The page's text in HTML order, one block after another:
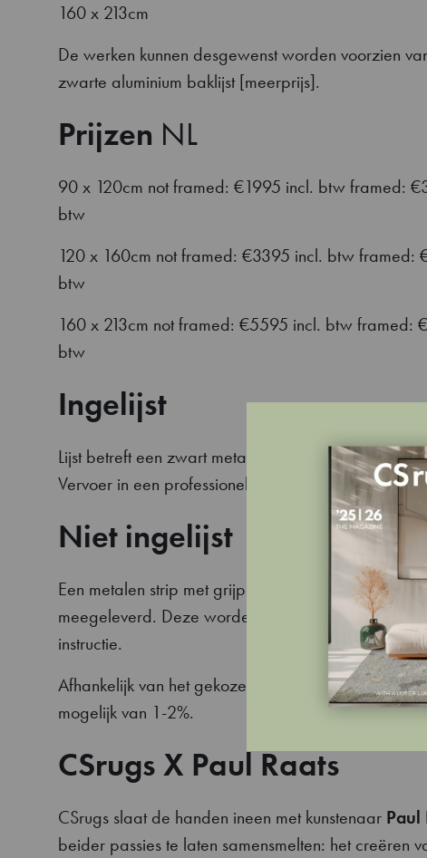
160 x 213cm
De werken kunnen desgewenst worden voorzien
zwarte aluminium baklijst [meerprijs].
Prijzen NL
90 x 120cm not framed: €1995 incl. btw framed:
btw
120 x 160cm not framed: €3395 incl. btw framed:
btw
160 x 213cm not framed: €5595 incl. btw framed:
btw
Ingelijst
Lijst betreft een zwart metalen lijst met
Vervoer in een professionele gallerij-krat.
Niet ingelijst
Een metalen strip met grijphaakjes voor
meegeleverd. Deze worden in een koker
instructie.
Afhankelijk van het gekozen formaat is een
mogelijk van 1-2%.
CSrugs X Paul Raats
CSrugs slaat de handen ineen met kunstenaar Paul
beider passies te laten samensmelten: het creëren